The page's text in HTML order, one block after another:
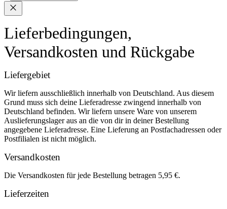
Lieferbedingungen,
Versandkosten und Rückgabe
Liefergebiet
Wir liefern ausschließlich innerhalb von Deutschland. Aus diesem
Grund muss sich deine Lieferadresse zwingend innerhalb von
Deutschland befinden. Wir liefern unsere Ware von unserem
Auslieferungslager aus an die von dir in deiner Bestellung
angegebene Lieferadresse. Eine Lieferung an Postfachadressen oder
Postfilialen ist nicht möglich.
Versandkosten
Die Versandkosten für jede Bestellung betragen 5,95 €.
Lieferzeiten